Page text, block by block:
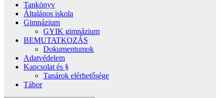
Tankönyv
Általános iskola
Gimnázium
GYIK gimnázium
BEMUTATKOZÁS
Dokumentumok
Adatvédelem
Kapcsolat és §
Tanárok elérhetősége
Tábor